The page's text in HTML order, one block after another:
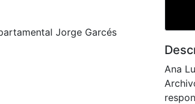
Jorge Garcés
Ana